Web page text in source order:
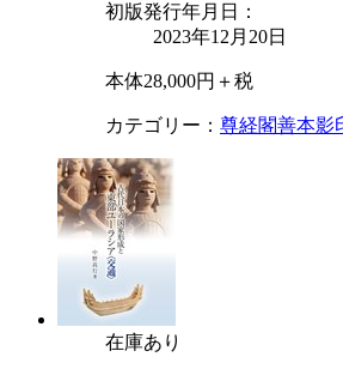
初版発行年月日：
2023年12月20日
本体28,000円＋税
カテゴリー： 尊経閣善本影
在庫あり